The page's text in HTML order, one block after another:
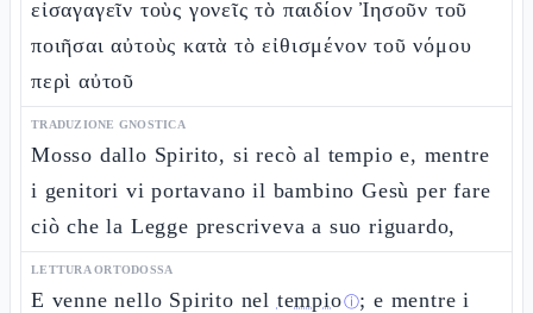
εἰσαγαγεῖν τοὺς γονεῖς τὸ παιδίον Ἰησοῦν τοῦ
ποιῆσαι αὐτοὺς κατὰ τὸ εἰθισμένον τοῦ νόμου
περὶ αὐτοῦ
TRADUZIONE GNOSTICA
Mosso dallo Spirito, si recò al tempio e, mentre
i genitori vi portavano il bambino Gesù per fare
ciò che la Legge prescriveva a suo riguardo,
LETTURA ORTODOSSA
E venne nello Spirito nel tempioⓘ; e mentre i